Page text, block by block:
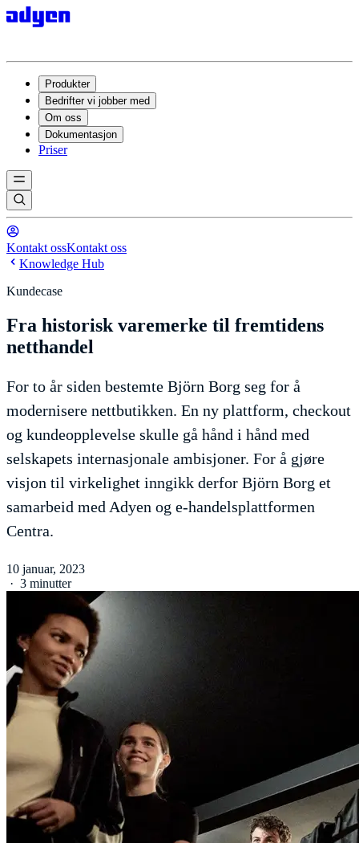
Produkter
Bedrifter vi jobber med
Om oss
Dokumentasjon
Priser
Kontakt ossKontakt oss
Knowledge Hub
Kundecase
Fra historisk varemerke til fremtidens
netthandel
For to år siden bestemte Björn Borg seg for å
modernisere nettbutikken. En ny plattform, checkout
og kundeopplevelse skulle gå hånd i hånd med
selskapets internasjonale ambisjoner. For å gjøre
visjon til virkelighet inngikk derfor Björn Borg et
samarbeid med Adyen og e-handelsplattformen
Centra.
10 januar, 2023
· 3 minutter